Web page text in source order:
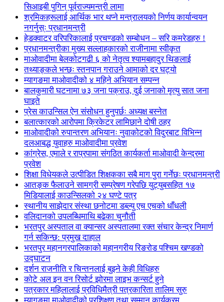
सिआइबी पुगिन् पूर्वराज्यमन्त्री लामा
श्रमिकहरूलाई आर्थिक भार थप्ने मन्त्रालयको निर्णय कार्यान्वयन
नगर्नुस्ः प्रधानमन्त्री
हेडक्वाटर वरिपरिकालाई प्रचण्डको सम्बोधन – सरि कमरेडहरु !
प्रधानमन्त्रीका मुख्य सल्लाहकारको राजीनामा स्वीकृत
माओवादीमा बेलकोटगढी ६ को नेतृत्व श्यामबहादुर थिङलाई
तथ्याङ्कले भन्छः स्तनपान गराउने आमाको दर घट्यो
म्यागङमा माओवादीको ४ महिने अभियान सम्पन्न
बालकुमारी घटनामा ७३ जना पक्राउ, दुई जनाको मृत्यु सात जना
घाइते
प्रेस काउन्सिल ऐन संसोधन हुनुपर्छः अध्यक्ष बस्नेत
बलात्कारको आरोपमा क्रिकेटर लामिछाने दोषी ठहर
माओवादीको रुपान्तरण अभियानः नुवाकोटको विदुरबाट विभिन्न
दलआबद्ध युवाहरु माओवादीमा प्रवेश
कांग्रेस, एमाले र राप्रपामा संगठित कार्यकर्ता माओवादी केन्द्रमा
प्रवेश
शिक्षा विधेयकले उत्पीडित शिक्षकका सबै माग पुरा गर्नेछः प्रधानमन्त्री
आतङ्क फैलाउने सामग्री सम्प्रेषण गरेपछि युट्युबसहित १७
मिडियालाई काउन्सिलको २४ घण्टे पत्र
स्थानीय साझेदार संस्था छनोटमा डब्ल्यु एच एचको धाँधली
वलिदानको उपलब्धिमाथि बढेका चुनौती
भरतपुर अस्पताल वा क्यान्सर अस्पतालमा रक्त संचार केन्द्र निमार्ण
गर्न सकिन्छ: प्रमुख दाहाल
भरतपुर महानगरपालिकाको महानगरीय रिङरोड पश्चिम खण्डको
उद्घाटन
दर्शन राजनीति र चिन्तनलाई बुझ्ने केही विधिहरु
कोटे अल इन वन रिसोर्ट झोरमा लाइभ कन्सर्ट हुने
पत्रकार महिलालाई प्रविधिमैत्री पत्रकारिता तालिम सुरु